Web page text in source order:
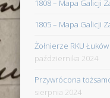
1808 – Mapa Galicji
1805 – Mapa Galicji
Żołnierze RKU
października 2024
Przywrócona
sierpnia 2024